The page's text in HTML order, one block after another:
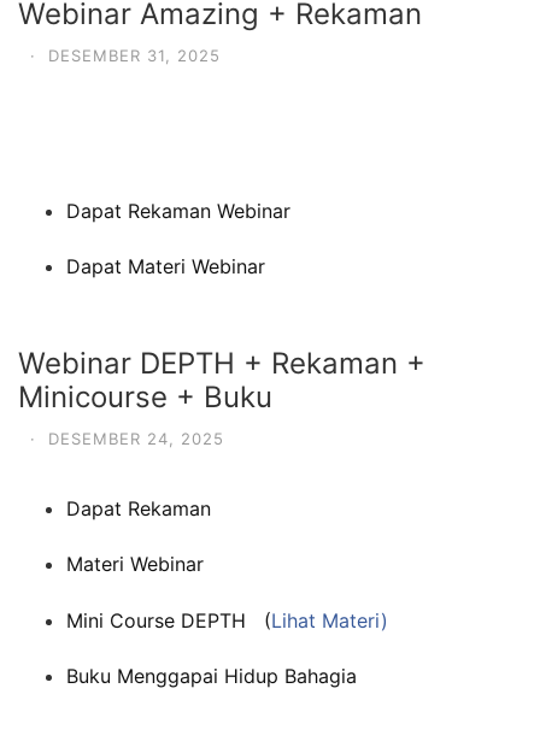
Webinar Amazing + Rekaman
· DESEMBER 31, 2025
Dapat Rekaman Webinar
Dapat Materi Webinar
Webinar DEPTH + Rekaman +
Minicourse + Buku
· DESEMBER 24, 2025
Dapat Rekaman
Materi Webinar
Mini Course DEPTH (Lihat Materi)
Buku Menggapai Hidup Bahagia